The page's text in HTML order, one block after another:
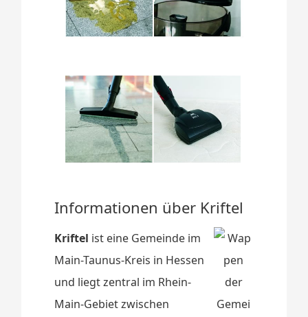
Informationen über Kriftel
Kriftel ist eine Gemeinde im
Main-Taunus-Kreis in Hessen
und liegt zentral im Rhein-
Main-Gebiet zwischen